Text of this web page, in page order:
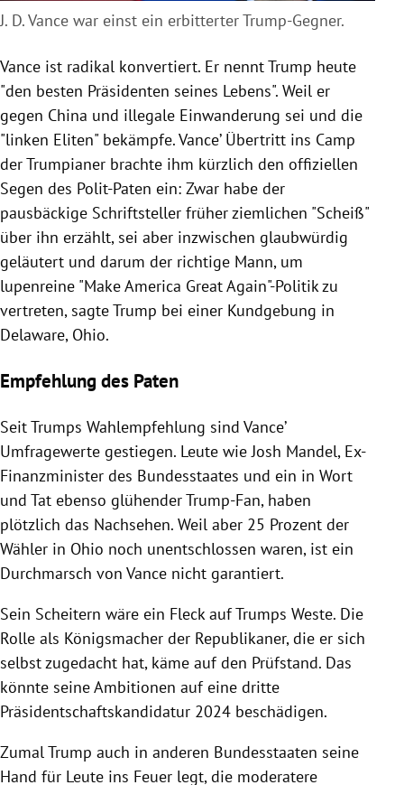
J. D. Vance war einst ein erbitterter Trump-Gegner.
Vance ist radikal konvertiert. Er nennt Trump heute
"den besten Präsidenten seines Lebens". Weil er
gegen China und illegale Einwanderung sei und die
"linken Eliten" bekämpfe. Vance’ Übertritt ins Camp
der Trumpianer brachte ihm kürzlich den offiziellen
Segen des Polit-Paten ein: Zwar habe der
pausbäckige Schriftsteller früher ziemlichen "Scheiß"
über ihn erzählt, sei aber inzwischen glaubwürdig
geläutert und darum der richtige Mann, um
lupenreine "Make America Great Again"-Politik zu
vertreten, sagte Trump bei einer Kundgebung in
Delaware, Ohio.
Empfehlung des Paten
Seit Trumps Wahlempfehlung sind Vance’
Umfragewerte gestiegen. Leute wie Josh Mandel, Ex-
Finanzminister des Bundesstaates und ein in Wort
und Tat ebenso glühender Trump-Fan, haben
plötzlich das Nachsehen. Weil aber 25 Prozent der
Wähler in Ohio noch unentschlossen waren, ist ein
Durchmarsch von Vance nicht garantiert.
Sein Scheitern wäre ein Fleck auf Trumps Weste. Die
Rolle als Königsmacher der Republikaner, die er sich
selbst zugedacht hat, käme auf den Prüfstand. Das
könnte seine Ambitionen auf eine dritte
Präsidentschaftskandidatur 2024 beschädigen.
Zumal Trump auch in anderen Bundesstaaten seine
Hand für Leute ins Feuer legt, die moderatere